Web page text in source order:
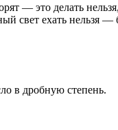
— это делать
свет ехать нельзя
в дробную степень.